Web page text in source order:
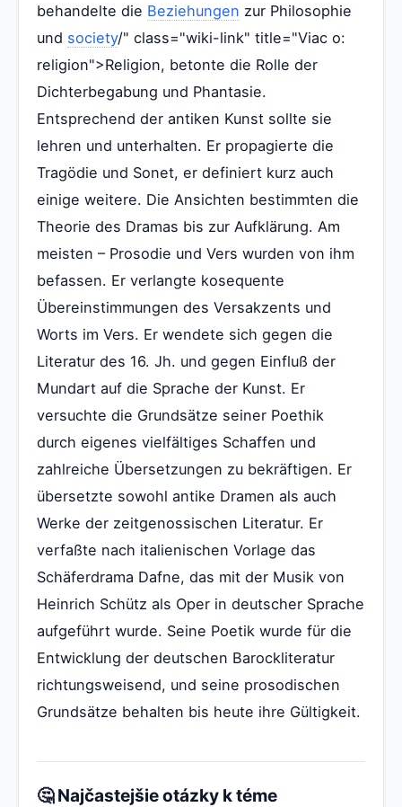
behandelte die Beziehungen zur Philosophie
und society/" class="wiki-link" title="Viac o:
religion">Religion, betonte die Rolle der
Dichterbegabung und Phantasie.
Entsprechend der antiken Kunst sollte sie
lehren und unterhalten. Er propagierte die
Tragödie und Sonet, er definiert kurz auch
einige weitere. Die Ansichten bestimmten die
Theorie des Dramas bis zur Aufklärung. Am
meisten – Prosodie und Vers wurden von ihm
befassen. Er verlangte kosequente
Übereinstimmungen des Versakzents und
Worts im Vers. Er wendete sich gegen die
Literatur des 16. Jh. und gegen Einfluß der
Mundart auf die Sprache der Kunst. Er
versuchte die Grundsätze seiner Poethik
durch eigenes vielfältiges Schaffen und
zahlreiche Übersetzungen zu bekräftigen. Er
übersetzte sowohl antike Dramen als auch
Werke der zeitgenossischen Literatur. Er
verfaßte nach italienischen Vorlage das
Schäferdrama Dafne, das mit der Musik von
Heinrich Schütz als Oper in deutscher Sprache
aufgeführt wurde. Seine Poetik wurde für die
Entwicklung der deutschen Barockliteratur
richtungsweisend, und seine prosodischen
Grundsätze behalten bis heute ihre Gültigkeit.
🤔 Najčastejšie otázky k téme